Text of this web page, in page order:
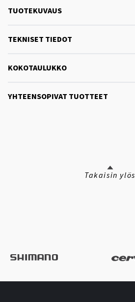
TUOTEKUVAUS
TEKNISET TIEDOT
KOKOTAULUKKO
YHTEENSOPIVAT TUOTTEET
Takaisin ylös